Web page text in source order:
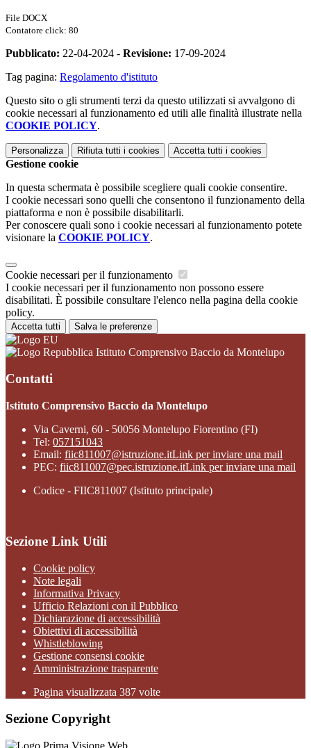
File DOCX
Contatore click: 80
Pubblicato: 22-04-2024 - Revisione: 17-09-2024
Tag pagina: Regolamento d'istituto
Questo sito o gli strumenti terzi da questo utilizzati si avvalgono di
cookie necessari al funzionamento ed utili alle finalità illustrate nella
COOKIE POLICY.
Personalizza Rifiuta tutti i cookies Accetta tutti i cookies
Gestione cookie
In questa schermata è possibile scegliere quali cookie consentire.
I cookie necessari sono quelli che consentono il funzionamento della
piattaforma e non è possibile disabilitarli.
Per conoscere quali sono i cookie necessari al funzionamento potete
visionare la COOKIE POLICY.
Cookie necessari per il funzionamento
I cookie necessari per il funzionamento non possono essere
disabilitati. È possibile consultare l'elenco nella pagina della cookie
policy.
Accetta tutti Salva le preferenze
Istituto Comprensivo Baccio da Montelupo
Contatti
Istituto Comprensivo Baccio da Montelupo
Via Caverni, 60 - 50056 Montelupo Fiorentino (FI)
Tel: 057151043
Email: fiic811007@istruzione.itLink per inviare una mail
PEC: fiic811007@pec.istruzione.itLink per inviare una mail
Codice - FIIC811007 (Istituto principale)
Sezione Link Utili
Cookie policy
Note legali
Informativa Privacy
Ufficio Relazioni con il Pubblico
Dichiarazione di accessibilità
Obiettivi di accessibilità
Whistleblowing
Gestione consensi cookie
Amministrazione trasparente
Pagina visualizzata 387 volte
Sezione Copyright